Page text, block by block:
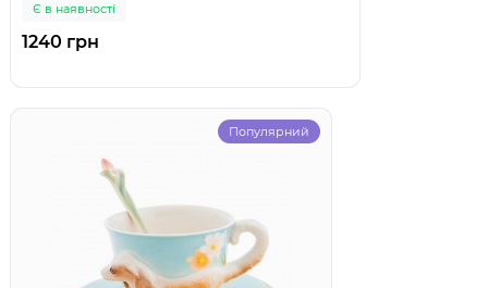
Є в наявності
1240 грн
Популярний